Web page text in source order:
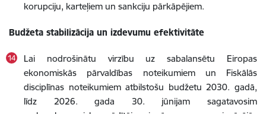
korupciju, karteļiem un sankciju pārkāpējiem.
Budžeta stabilizācija un izdevumu efektivitāte
Lai nodrošinātu virzību uz sabalansētu Eiropas
ekonomiskās pārvaldības noteikumiem un Fiskālās
disciplīnas noteikumiem atbilstošu budžetu 2030. gadā,
līdz 2026. gada 30. jūnijam sagatavosim